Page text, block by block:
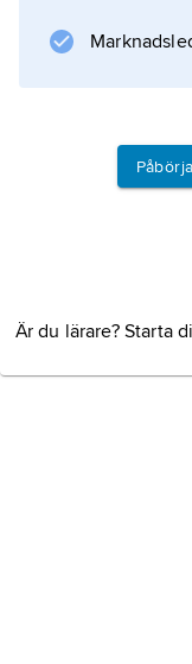
ofta i
Är du lärare? Starta